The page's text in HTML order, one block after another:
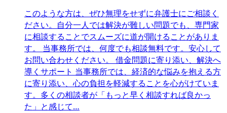
このような方は、ぜひ無理をせずに弁護士にご相談く
ださい。自分一人では解決が難しい問題でも、専門家
に相談することでスムーズに道が開けることがありま
す。 当事務所では、何度でも相談無料です。安心して
お問い合わせください。 借金問題に寄り添い、解決へ
導くサポート 当事務所では、経済的な悩みを抱える方
に寄り添い、心の負担を軽減することを心がけていま
す。多くの相談者が「もっと早く相談すれば良かっ
た」と感じて…